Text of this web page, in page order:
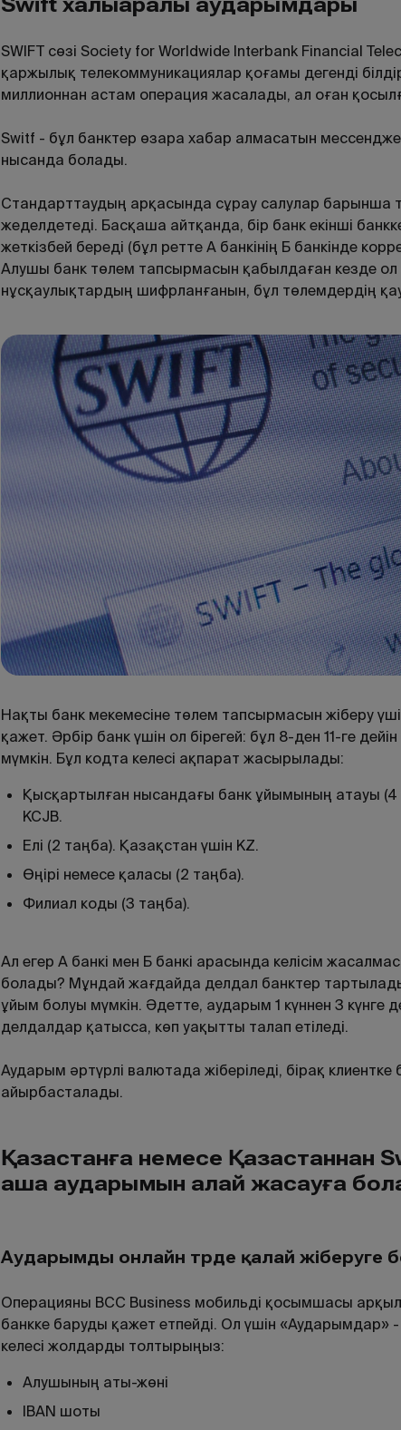
SWIFT сөзі Society for Worldwide Interbank Financial
қаржылық телекоммуникациялар қоғамы дегенді
миллионнан астам операция жасалады, ал оған
Switf - бұл банктер өзара хабар алмасатын
нысанда болады.
Стандарттаудың арқасында сұрау салулар барынша
жеделдетеді. Басқаша айтқанда, бір банк екінші
жеткізбей береді (бұл ретте А банкінің Б банкінде
Алушы банк төлем тапсырмасын қабылдаған кезде ол
нұсқаулықтардың шифрланғанын, бұл төлемдердің
Нақты банк мекемесіне төлем тапсырмасын жіберу
қажет. Әрбір банк үшін ол бірегей: бұл 8-ден 11-ге
мүмкін. Бұл кодта келесі ақпарат жасырылады:
Қысқартылған нысандағы банк ұйымының атауы
KCJB.
Елі (2 таңба). Қазақстан үшін KZ.
Өңірі немесе қаласы (2 таңба).
Филиал коды (3 таңба).
Ал егер А банкі мен Б банкі арасында келісім
болады? Мұндай жағдайда делдал банктер
ұйым болуы мүмкін. Әдетте, аударым 1 күннен 3 күнге
делдалдар қатысса, көп уақытты талап етiледi.
Аударым әртүрлі валютада жіберіледі, бірақ
айырбасталады.
Қазастанға немесе Қазастаннан
аша аударымын алай жасауға
Аударымды онлайн трде қалай жіберуге
Операцияны BCC Business мобильді қосымшасы
банкке баруды қажет етпейді. Ол үшін «Аударымдар»
келесі жолдарды толтырыңыз:
Алушының аты-жөні
IBAN шоты